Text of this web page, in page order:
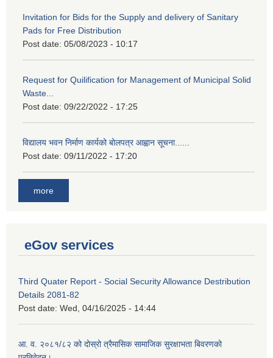
Invitation for Bids for the Supply and delivery of Sanitary
Pads for Free Distribution
Post date: 05/08/2023 - 10:17
Request for Quilification for Management of Municipal Solid
Waste...
Post date: 09/22/2022 - 17:25
विद्यालय भवन निर्माण कार्यको बोलपत्र आह्वान सूचना......
Post date: 09/11/2022 - 17:20
more
eGov services
Third Quater Report - Social Security Allowance Destribution
Details 2081-82
Post date: Wed, 04/16/2025 - 14:44
आ. व. २०८१/८२ को दोस्रो त्रैमासिक सामाजिक सुरक्षाभता बिवरणको